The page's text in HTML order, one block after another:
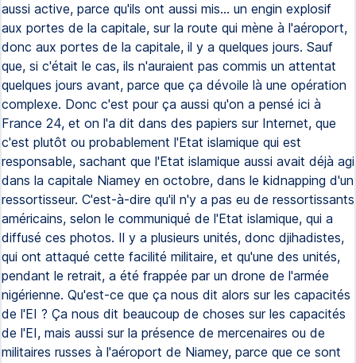
aussi active, parce qu'ils ont aussi mis... un engin explosif
aux portes de la capitale, sur la route qui mène à l'aéroport,
donc aux portes de la capitale, il y a quelques jours. Sauf
que, si c'était le cas, ils n'auraient pas commis un attentat
quelques jours avant, parce que ça dévoile là une opération
complexe. Donc c'est pour ça aussi qu'on a pensé ici à
France 24, et on l'a dit dans des papiers sur Internet, que
c'est plutôt ou probablement l'Etat islamique qui est
responsable, sachant que l'Etat islamique aussi avait déjà agi
dans la capitale Niamey en octobre, dans le kidnapping d'un
ressortisseur. C'est-à-dire qu'il n'y a pas eu de ressortissants
américains, selon le communiqué de l'Etat islamique, qui a
diffusé ces photos. Il y a plusieurs unités, donc djihadistes,
qui ont attaqué cette facilité militaire, et qu'une des unités,
pendant le retrait, a été frappée par un drone de l'armée
nigérienne. Qu'est-ce que ça nous dit alors sur les capacités
de l'EI ? Ça nous dit beaucoup de choses sur les capacités
de l'EI, mais aussi sur la présence de mercenaires ou de
militaires russes à l'aéroport de Niamey, parce que ce sont